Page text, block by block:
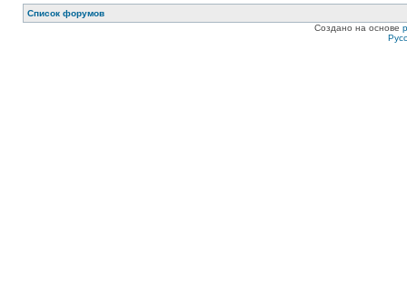
Список форумов
Создано на основе